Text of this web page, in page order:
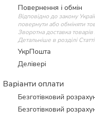
Повернення і обмін
Відповідно до закону
повернути або обміняти
Зворотна доставка
Детальніше в розділі
УкрПошта
Делівері
Варіанти оплати
Безготівковий
Безготівковий